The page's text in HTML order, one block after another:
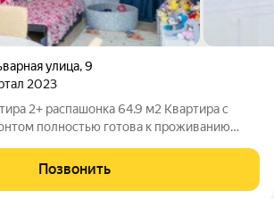
улица,9
2023
2+ распашонка 64.9 м2 Квартира с
полностью готова к проживанию
7,6 м2 Своя газовая котельная.
жилья дает
Позвонить